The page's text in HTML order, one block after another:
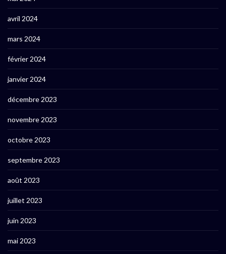
avril 2024
mars 2024
février 2024
janvier 2024
décembre 2023
novembre 2023
octobre 2023
septembre 2023
août 2023
juillet 2023
juin 2023
mai 2023